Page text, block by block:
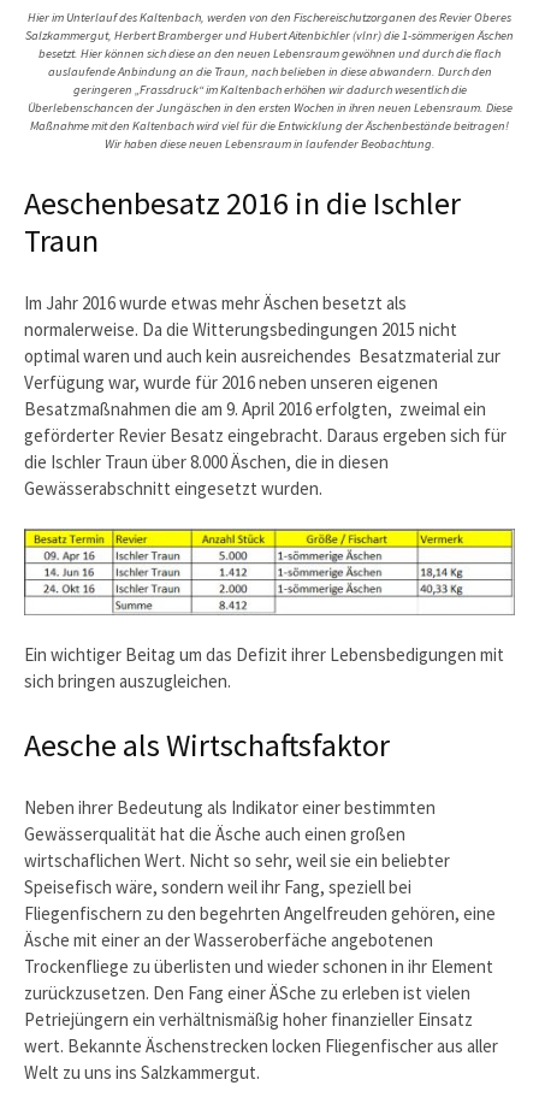
Hier im Unterlauf des Kaltenbach, werden von den Fischereischutzorganen des Revier Oberes
Salzkammergut, Herbert Bramberger und Hubert Aitenbichler (vlnr) die 1-sömmerigen Äschen
besetzt. Hier können sich diese an den neuen Lebensraum gewöhnen und durch die flach
auslaufende Anbindung an die Traun, nach belieben in diese abwandern. Durch den
geringeren „Frassdruck“ im Kaltenbach erhöhen wir dadurch wesentlich die
Überlebenschancen der Jungäschen in den ersten Wochen in ihren neuen Lebensraum. Diese
Maßnahme mit den Kaltenbach wird viel für die Entwicklung der Äschenbestände beitragen!
Wir haben diese neuen Lebensraum in laufender Beobachtung.
Aeschenbesatz 2016 in die Ischler
Traun
Im Jahr 2016 wurde etwas mehr Äschen besetzt als
normalerweise. Da die Witterungsbedingungen 2015 nicht
optimal waren und auch kein ausreichendes Besatzmaterial zur
Verfügung war, wurde für 2016 neben unseren eigenen
Besatzmaßnahmen die am 9. April 2016 erfolgten, zweimal ein
geförderter Revier Besatz eingebracht. Daraus ergeben sich für
die Ischler Traun über 8.000 Äschen, die in diesen
Gewässerabschnitt eingesetzt wurden.
Ein wichtiger Beitag um das Defizit ihrer Lebensbedigungen mit
sich bringen auszugleichen.
Aesche als Wirtschaftsfaktor
Neben ihrer Bedeutung als Indikator einer bestimmten
Gewässerqualität hat die Äsche auch einen großen
wirtschaflichen Wert. Nicht so sehr, weil sie ein beliebter
Speisefisch wäre, sondern weil ihr Fang, speziell bei
Fliegenfischern zu den begehrten Angelfreuden gehören, eine
Äsche mit einer an der Wasseroberfäche angebotenen
Trockenfliege zu überlisten und wieder schonen in ihr Element
zurückzusetzen. Den Fang einer ÄSche zu erleben ist vielen
Petriejüngern ein verhältnismäßig hoher finanzieller Einsatz
wert. Bekannte Äschenstrecken locken Fliegenfischer aus aller
Welt zu uns ins Salzkammergut.